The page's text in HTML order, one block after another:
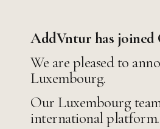
AddVntur has joined
We are pleased to
Luxembourg.
Our Luxembourg
international platform.